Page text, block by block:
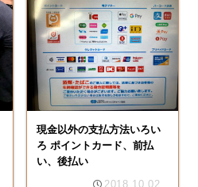
現金以外の支払方法いろい
ろ ポイントカード、前払
い、後払い
2018.10.02